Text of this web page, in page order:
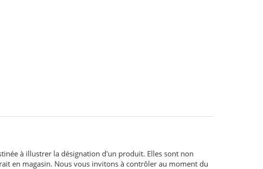
à illustrer la désignation d'un produit. Elles sont non
en magasin. Nous vous invitons à contrôler au moment du